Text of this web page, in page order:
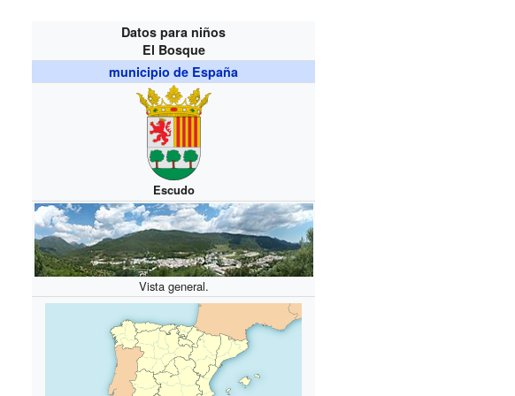
Datos para niños
El Bosque
municipio de España
Escudo
Vista general.